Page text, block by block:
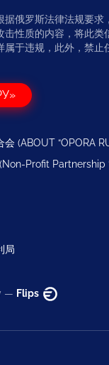
据俄罗斯法律法规要求
击性质的内容，将此类
属于违规，此外，禁止
(ABOUT “OPORA
Profit Partnership
局
— Flips